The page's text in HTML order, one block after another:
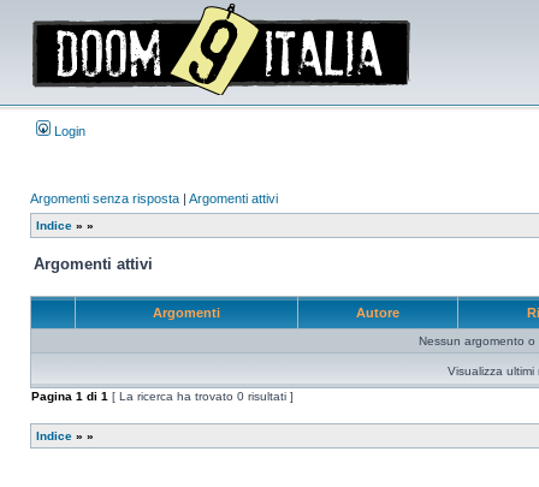
Login
Argomenti senza risposta | Argomenti attivi
Indice » »
Argomenti attivi
Argomenti Autore
Nessun argomento o
Visualizza ultimi
Pagina 1 di 1 [ La ricerca ha trovato 0 risultati ]
Indice » »